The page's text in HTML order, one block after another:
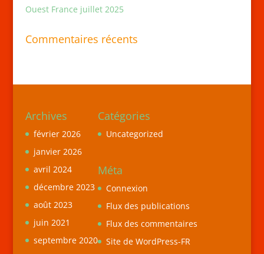
Ouest France juillet 2025
Commentaires récents
Archives
février 2026
janvier 2026
avril 2024
décembre 2023
août 2023
juin 2021
septembre 2020
Catégories
Uncategorized
Méta
Connexion
Flux des publications
Flux des commentaires
Site de WordPress-FR